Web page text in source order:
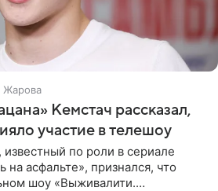
Жарова
Кемстач рассказал,
участие в телешоу
по роли в сериале
на асфальте», признался, что
шоу «Выживалити.